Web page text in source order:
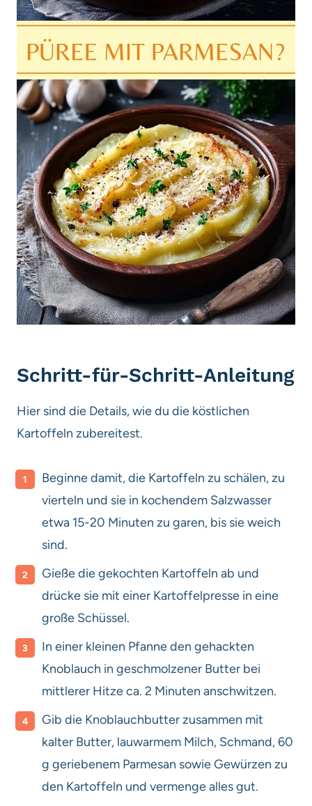
Schritt-für-Schritt-Anleitung
Hier sind die Details, wie du die köstlichen
Kartoffeln zubereitest.
Beginne damit, die Kartoffeln zu schälen, zu
vierteln und sie in kochendem Salzwasser
etwa 15-20 Minuten zu garen, bis sie weich
sind.
Gieße die gekochten Kartoffeln ab und
drücke sie mit einer Kartoffelpresse in eine
große Schüssel.
In einer kleinen Pfanne den gehackten
Knoblauch in geschmolzener Butter bei
mittlerer Hitze ca. 2 Minuten anschwitzen.
Gib die Knoblauchbutter zusammen mit
kalter Butter, lauwarmem Milch, Schmand, 60
g geriebenem Parmesan sowie Gewürzen zu
den Kartoffeln und vermenge alles gut.